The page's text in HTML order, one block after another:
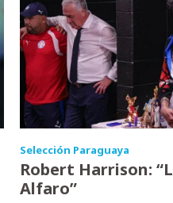
Selección Paraguaya
Robert Harrison:
Alfaro”